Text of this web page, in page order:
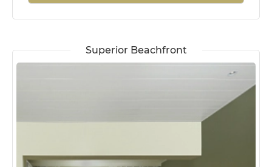
Superior Beachfront